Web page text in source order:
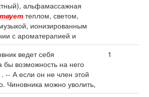
альфамассажная
теплом, светом,
ионизированным
с ароматерапией и
ведет себя
бы возможность на него
. -- А если он не член этой
Чиновника можно уволить,
1